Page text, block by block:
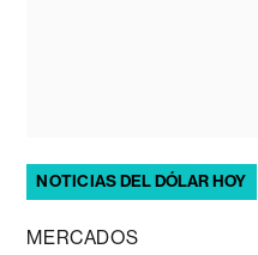
NOTICIAS DEL DÓLAR HOY
MERCADOS